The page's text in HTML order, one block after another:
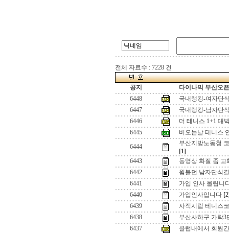
전체 자료수 : 7228 건
공지
다이나믹 부산오
6448
국내랭킹-여자단
6447
국내랭킹-남자단
6446
더 테니스 1+1 대
6445
비오는날 테니스
6444
부산지방노동청
[1]
6443
동영상 화질 좀 고
6442
윔블던 남자단식
6441
가입 인사 올립니
6440
가입인사입니다
6439
사직시립 테니스
6438
부산사하구 가락
6437
클럽내에서 회원